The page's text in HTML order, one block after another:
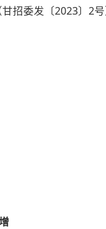
招委发〔2023〕2号